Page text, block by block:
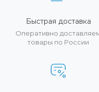
Быстрая доставка
Оперативно
товары по России